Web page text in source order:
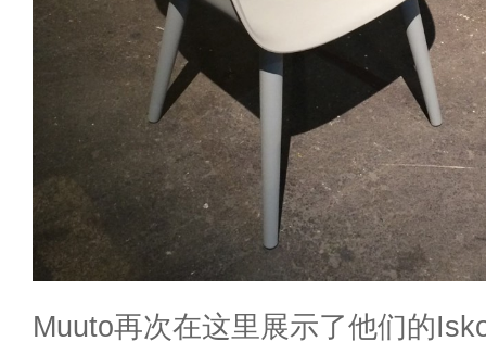
Muuto再次在这里展示了他们的